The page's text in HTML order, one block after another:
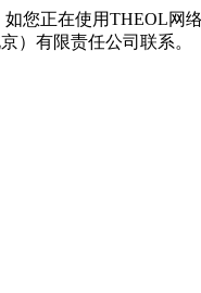
您正在使用THEOL网
）有限责任公司联系。